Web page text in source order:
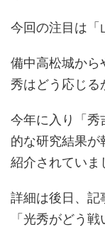
今回の注目は「
備中高松城から
秀はどう応じる
今年に入り「秀
的な研究結果
紹介されていま
詳細は後日、記
「光秀がどう